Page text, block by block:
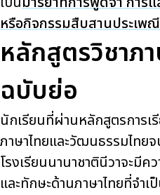
หรือกิจกรรมสืบสานประเพ
หลักสูตรวิชาภ
ฉบับย่อ
นักเรียนที่ผ่านหลักสูตรการเ
ภาษาไทยและวัฒนธรรมไทย
โรงเรียนนานาชาตินีวาจะมีค
และทักษะด้านภาษาไทยที่จำ